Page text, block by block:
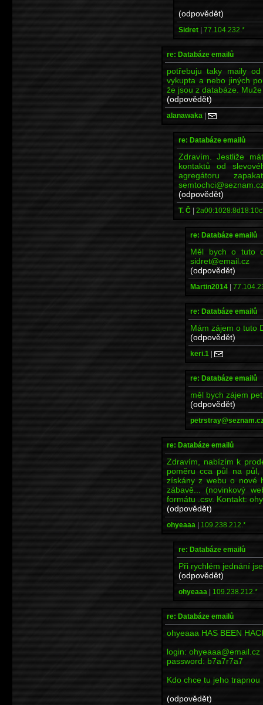
(odpovědět)
Sidret | 77.104.232.*
re: Databáze emailů
potřebuju taky maily
vykupta a nebo jiných
že jsou z databáze.
(odpovědět)
alanawaka |
re: Databáze emailů
Zdravím. Jestliže
kontaktů od
agregátoru
(odpovědět)
T. Č |
re: Databáze emailů
Měl bych o tuto
sidret@email.cz
(odpovědět)
Martin2014 |
re: Databáze emailů
Mám zájem o tuto
(odpovědět)
keri.1 |
re: Databáze emailů
měl bych zájem
(odpovědět)
re: Databáze emailů
Zdravím, nabízím k
poměru cca půl na půl,
získány z webu o nové
zábavě... (novinkový
formátu .csv. Kontakt:
(odpovědět)
ohyeaaa | 109.238.212.*
re: Databáze emailů
Při rychlém jednání
(odpovědět)
ohyeaaa | 109.238.212.*
re: Databáze emailů
ohyeaaa HAS BEEN
login: ohyeaaa@email.cz
password: b7a7r7a7
Kdo chce tu jeho
(odpovědět)